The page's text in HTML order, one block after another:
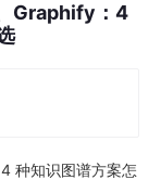
Graphify：4
种知识图谱方案怎